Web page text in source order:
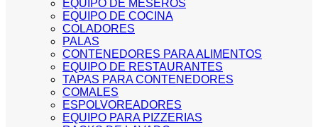
EQUIPO DE MESEROS
EQUIPO DE COCINA
COLADORES
PALAS
CONTENEDORES PARA ALIMENTOS
EQUIPO DE RESTAURANTES
TAPAS PARA CONTENEDORES
COMALES
ESPOLVOREADORES
EQUIPO PARA PIZZERIAS